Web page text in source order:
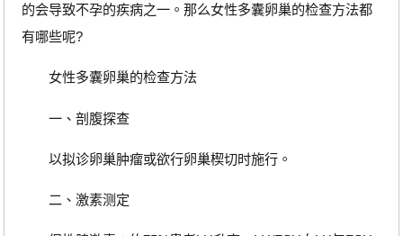
的会导致不孕的疾病之一。那么女性多囊卵巢的检查方法都
有哪些呢?
女性多囊卵巢的检查方法
一、剖腹探查
以拟诊卵巢肿瘤或欲行卵巢楔切时施行。
二、激素测定